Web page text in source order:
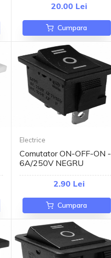
20.00 Lei
Cumpara
Electrice
Comutator ON-OFF-ON -
6A/250V NEGRU
2.90 Lei
Cumpara